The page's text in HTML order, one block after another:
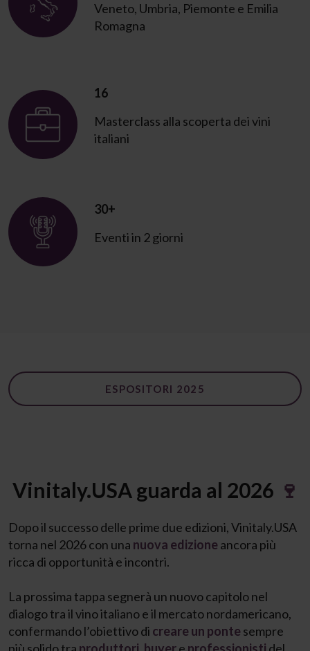
Veneto, Umbria, Piemonte e Emilia
Romagna
16
Masterclass alla scoperta dei vini
italiani
30+
Eventi in 2 giorni
ESPOSITORI 2025
Vinitaly.USA guarda al 2026 🍷
Dopo il successo delle prime due edizioni, Vinitaly.USA
torna nel 2026 con una nuova edizione ancora più
ricca di opportunità e incontri.
La prossima tappa segnerà un nuovo capitolo nel
dialogo tra il vino italiano e il mercato nordamericano,
confermando l’obiettivo di creare un ponte sempre